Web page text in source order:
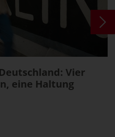
Vier
eine Haltung